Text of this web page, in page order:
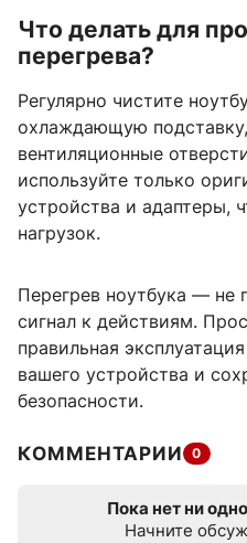
Что делать для
перегрева?
Регулярно чистите
охлаждающую
вентиляционные
используйте только
устройства и адаптеры,
нагрузок.
Перегрев ноутбука — не
сигнал к действиям.
правильная
вашего устройства и
безопасности.
КОММЕНТАРИИ 0
Пока нет ни
Начните